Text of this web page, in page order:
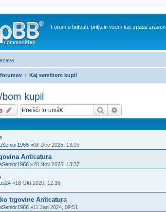
Forum o britvah, britju in vsem kar spada zraven
Kaj sem/bom kupil
kupil
Iskanje
Senior1966 »08 Dec 2025, 13:09
Anticatura
Senior1966 »28 Nov 2025, 13:37
»18 Okt 2020, 12:38
trgovine Anticatura
Senior1966 »11 Jan 2024, 09:51